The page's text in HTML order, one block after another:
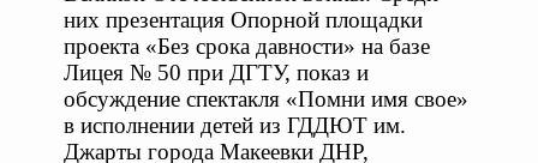
них презентация Опорной площадки
проекта «Без срока давности» на базе
Лицея № 50 при ДГТУ, показ и
обсуждение спектакля «Помни имя свое»
в исполнении детей из ГДДЮТ им.
Джарты города Макеевки ДНР,